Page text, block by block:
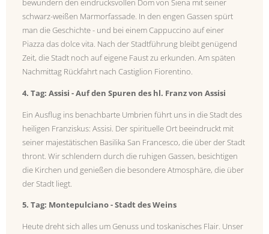
bewundern den eindrucksvollen Dom von Siena mit seiner
schwarz-weißen Marmorfassade. In den engen Gassen spürt
man die Geschichte - und bei einem Cappuccino auf einer
Piazza das dolce vita. Nach der Stadtführung bleibt genügend
Zeit, die Stadt noch auf eigene Faust zu erkunden. Am späten
Nachmittag Rückfahrt nach Castiglion Fiorentino.
4. Tag: Assisi - Auf den Spuren des hl. Franz von Assisi
Ein Ausflug ins benachbarte Umbrien führt uns in die Stadt des
heiligen Franziskus: Assisi. Der spirituelle Ort beeindruckt mit
seiner majestätischen Basilika San Francesco, die über der Stadt
thront. Wir schlendern durch die ruhigen Gassen, besichtigen
die Kirchen und genießen die besondere Atmosphäre, die über
der Stadt liegt.
5. Tag: Montepulciano - Stadt des Weins
Heute dreht sich alles um Genuss und toskanisches Flair. Unser